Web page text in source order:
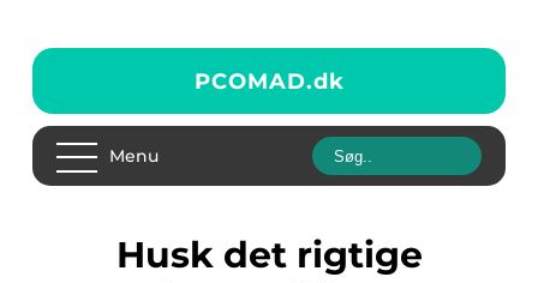
PCOMAD.dk
Menu
Husk det rigtige